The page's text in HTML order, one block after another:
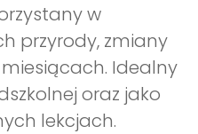
w
przyrody, zmiany
Idealny
oraz jako
lekcjach.